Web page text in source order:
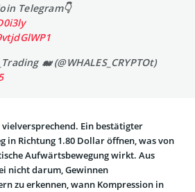
Telegram👇
🐋 (@WHALES_CRYPTOt)
Ein bestätigter
in Richtung 1.80 Dollar öffnen, was von
Aufwärtsbewegung wirkt. Aus
nicht darum, Gewinnen
zu erkennen, wann Kompression in